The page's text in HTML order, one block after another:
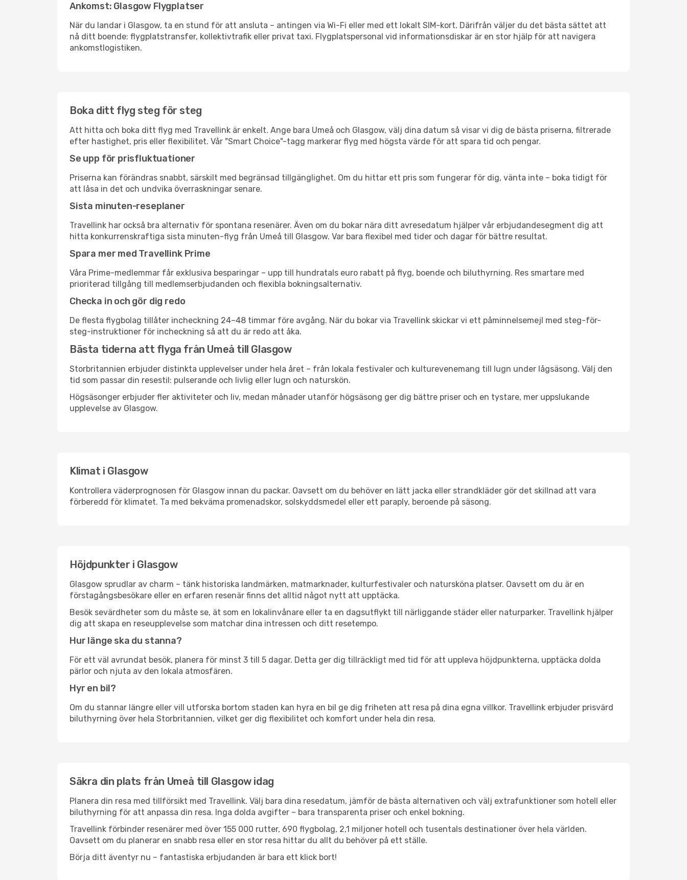
Ankomst: Glasgow Flygplatser
När du landar i Glasgow, ta en stund för att ansluta – antingen via Wi-Fi eller med ett lokalt SIM-kort. Därifrån väljer du det bästa sättet att
nå ditt boende: flygplatstransfer, kollektivtrafik eller privat taxi. Flygplatspersonal vid informationsdiskar är en stor hjälp för att navigera
ankomstlogistiken.
Boka ditt flyg steg för steg
Att hitta och boka ditt flyg med Travellink är enkelt. Ange bara Umeå och Glasgow, välj dina datum så visar vi dig de bästa priserna, filtrerade
efter hastighet, pris eller flexibilitet. Vår "Smart Choice"-tagg markerar flyg med högsta värde för att spara tid och pengar.
Se upp för prisfluktuationer
Priserna kan förändras snabbt, särskilt med begränsad tillgänglighet. Om du hittar ett pris som fungerar för dig, vänta inte – boka tidigt för
att låsa in det och undvika överraskningar senare.
Sista minuten-reseplaner
Travellink har också bra alternativ för spontana resenärer. Även om du bokar nära ditt avresedatum hjälper vår erbjudandesegment dig att
hitta konkurrenskraftiga sista minuten-flyg från Umeå till Glasgow. Var bara flexibel med tider och dagar för bättre resultat.
Spara mer med Travellink Prime
Våra Prime-medlemmar får exklusiva besparingar – upp till hundratals euro rabatt på flyg, boende och biluthyrning. Res smartare med
prioriterad tillgång till medlemserbjudanden och flexibla bokningsalternativ.
Checka in och gör dig redo
De flesta flygbolag tillåter incheckning 24–48 timmar före avgång. När du bokar via Travellink skickar vi ett påminnelsemejl med steg-för-
steg-instruktioner för incheckning så att du är redo att åka.
Bästa tiderna att flyga från Umeå till Glasgow
Storbritannien erbjuder distinkta upplevelser under hela året – från lokala festivaler och kulturevenemang till lugn under lågsäsong. Välj den
tid som passar din resestil: pulserande och livlig eller lugn och naturskön.
Högsäsonger erbjuder fler aktiviteter och liv, medan månader utanför högsäsong ger dig bättre priser och en tystare, mer uppslukande
upplevelse av Glasgow.
Klimat i Glasgow
Kontrollera väderprognosen för Glasgow innan du packar. Oavsett om du behöver en lätt jacka eller strandkläder gör det skillnad att vara
förberedd för klimatet. Ta med bekväma promenadskor, solskyddsmedel eller ett paraply, beroende på säsong.
Höjdpunkter i Glasgow
Glasgow sprudlar av charm – tänk historiska landmärken, matmarknader, kulturfestivaler och natursköna platser. Oavsett om du är en
förstagångsbesökare eller en erfaren resenär finns det alltid något nytt att upptäcka.
Besök sevärdheter som du måste se, ät som en lokalinvånare eller ta en dagsutflykt till närliggande städer eller naturparker. Travellink hjälper
dig att skapa en reseupplevelse som matchar dina intressen och ditt resetempo.
Hur länge ska du stanna?
För ett väl avrundat besök, planera för minst 3 till 5 dagar. Detta ger dig tillräckligt med tid för att uppleva höjdpunkterna, upptäcka dolda
pärlor och njuta av den lokala atmosfären.
Hyr en bil?
Om du stannar längre eller vill utforska bortom staden kan hyra en bil ge dig friheten att resa på dina egna villkor. Travellink erbjuder prisvärd
biluthyrning över hela Storbritannien, vilket ger dig flexibilitet och komfort under hela din resa.
Säkra din plats från Umeå till Glasgow idag
Planera din resa med tillförsikt med Travellink. Välj bara dina resedatum, jämför de bästa alternativen och välj extrafunktioner som hotell eller
biluthyrning för att anpassa din resa. Inga dolda avgifter – bara transparenta priser och enkel bokning.
Travellink förbinder resenärer med över 155 000 rutter, 690 flygbolag, 2,1 miljoner hotell och tusentals destinationer över hela världen.
Oavsett om du planerar en snabb resa eller en stor resa hittar du allt du behöver på ett ställe.
Börja ditt äventyr nu – fantastiska erbjudanden är bara ett klick bort!